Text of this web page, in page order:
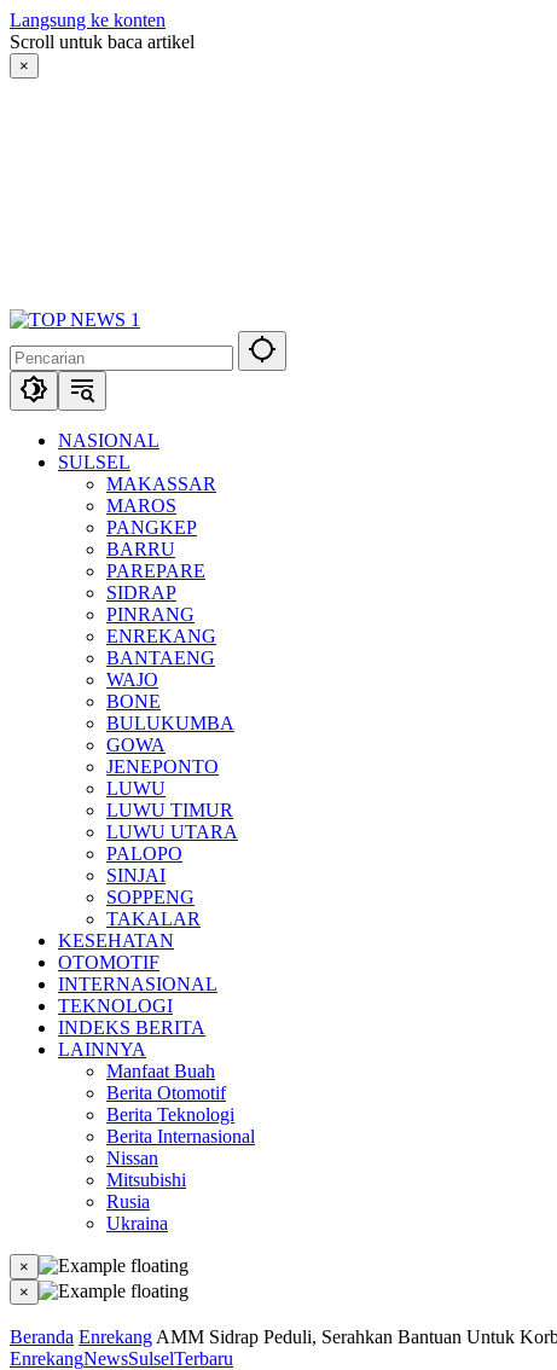
Langsung ke konten
Scroll untuk baca artikel
×
NASIONAL
SULSEL
MAKASSAR
MAROS
PANGKEP
BARRU
PAREPARE
SIDRAP
PINRANG
ENREKANG
BANTAENG
WAJO
BONE
BULUKUMBA
GOWA
JENEPONTO
LUWU
LUWU TIMUR
LUWU UTARA
PALOPO
SINJAI
SOPPENG
TAKALAR
KESEHATAN
OTOMOTIF
INTERNASIONAL
TEKNOLOGI
INDEKS BERITA
LAINNYA
Manfaat Buah
Berita Otomotif
Berita Teknologi
Berita Internasional
Nissan
Mitsubishi
Rusia
Ukraina
×
×
Beranda Enrekang AMM Sidrap Peduli, Serahkan Bantuan Untuk
EnrekangNewsSulselTerbaru